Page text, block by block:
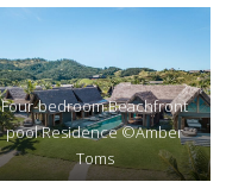
Four-bedroom Beachfront
pool Residence ©Amber
Toms